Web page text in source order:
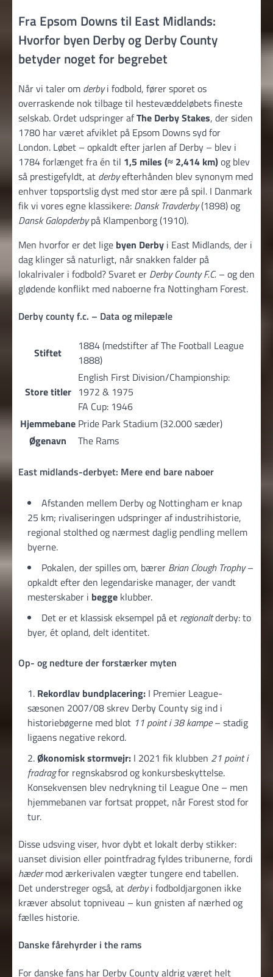
Fra Epsom Downs til East Midlands:
Hvorfor byen Derby og Derby County
betyder noget for begrebet
Når vi taler om derbyi fodbold, fører sporet os
overraskende nok tilbage til hestevæddeløbets fineste
selskab. Ordet udspringer afThe Derby Stakes, der siden
1780 har været afviklet på Epsom Downs syd for
London. Løbet – opkaldt efter jarlen af Derby – blev i
1784 forlænget fra én til 1,5 miles (≈ 2,414 km)og blev
så prestigefyldt, at derbyefterhånden blev synonym med
enhver topsportslig dyst med stor ære på spil. I Danmark
fik vi vores egne klassikere: Dansk Travderby(1898) og
Dansk Galopderbypå Klampenborg (1910).
Men hvorfor er det lige byen Derby i East Midlands, der i
dag klinger så naturligt, når snakken falder på
lokalrivaler i fodbold? Svaret er Derby County F.C. – og den
glødende konflikt med naboerne fra Nottingham Forest.
Derby county f.c. – Data og milepæle
Stiftet
1884 (medstifter af The Football League
1888)
Store titler
English First Division/Championship:
1972 & 1975
FA Cup: 1946
Hjemmebane Pride Park Stadium (32.000 sæder)
Øgenavn
The Rams
East midlands-derbyet: Mere end bare naboer
Afstanden mellem Derby og Nottingham er knap
25 km; rivaliseringen udspringer af industrihistorie,
regional stolthed og nærmest daglig pendling mellem
byerne.
Pokalen, der spilles om, bærer Brian Clough Trophy–
opkaldt efter den legendariske manager, der vandt
mesterskaber i begge klubber.
Det er et klassisk eksempel på et regionaltderby: to
byer, ét opland, delt identitet.
Op- og nedture der forstærker myten
Rekordlav bundplacering: I Premier League-
sæsonen 2007/08 skrev Derby County sig ind i
historiebøgerne med blot 11 point i 38 kampe– stadig
ligaens negative rekord.
Økonomisk stormvejr: I 2021 fik klubben 21 point i
fradragfor regnskabsrod og konkursbeskyttelse.
Konsekvensen blev nedrykning til League One – men
hjemmebanen var fortsat proppet, når Forest stod for
tur.
Disse udsving viser, hvor dybt et lokalt derby stikker:
uanset division eller pointfradrag fyldes tribunerne, fordi
hædermod ærkerivalen vægter tungere end tabellen.
Det understreger også, at derbyi fodboldjargonen ikke
kræver absolut topniveau – kun gnisten af nærhed og
fælles historie.
Danske fårehyrder i the rams
For danske fans har Derby County aldrig været helt